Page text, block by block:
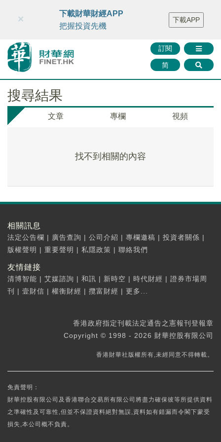
財華智庫網 FINTV FINMETA 財華證券 媒體矩陣
智庫沙龍
聯絡我們
訂閱
简
×
下載財華財經APP
把握投資先機
下載APP
搜尋結果
文章 專欄 視頻
找不到相關的內容
相關訊息
法定公告欄 | 廣告查詢 | 公司介紹 | 專欄邀稿 | 投資者關係 |
版權聲明 | 重要聲明 | 私隱政策 | 聯絡我們
友情鏈接
清博智能 | 艾媒諮詢 | 和訊 | 新時空 | 時代財經 | 證券市場周
刊
| 壹財信 | 權衡財經 | 攬富財經 | 更多...
香港政府指定刊載法定通告之憲報刊登報章
Copyright © 1998 - 2026 財華控股有限公司
香港財華社版權所有,未經同意不得轉載。
免責聲明：
財華控股有限公司及香港聯合交易所有限公司將盡力確保彼等所提供資料
之準確性及可靠性,但並不保證資料絕對無誤,資料如有錯漏而令閣下蒙受
損失,本公司概不負責。